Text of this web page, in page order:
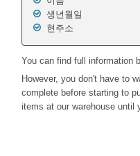
생년월일
현주소
You can find full information
However, you don't have to
complete before starting to
items at our warehouse until